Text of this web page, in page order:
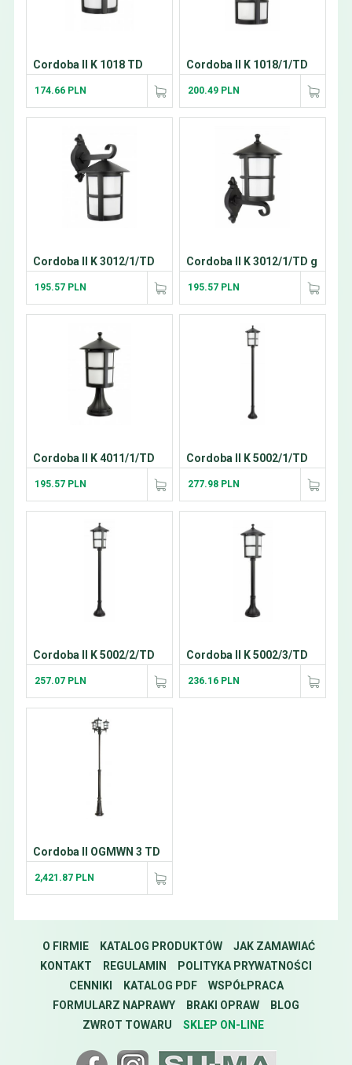
Cordoba II K 1018 TD
174.66 PLN
Cordoba II K 1018/1/TD
200.49 PLN
Cordoba II K 3012/1/TD
195.57 PLN
Cordoba II K 3012/1/TD g
195.57 PLN
Cordoba II K 4011/1/TD
195.57 PLN
Cordoba II K 5002/1/TD
277.98 PLN
Cordoba II K 5002/2/TD
257.07 PLN
Cordoba II K 5002/3/TD
236.16 PLN
Cordoba II OGMWN 3 TD
2,421.87 PLN
O FIRMIE KATALOG PRODUKTÓW
JAK ZAMAWIAĆ
KONTAKT
REGULAMIN
POLITYKA PRYWATNOŚCI
CENNIKI
KATALOG PDF
WSPÓŁPRACA
FORMULARZ NAPRAWY
BRAKI OPRAW
BLOG
ZWROT TOWARU
SKLEP ON-LINE